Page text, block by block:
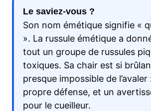
Le saviez-vous ?
Son nom émétique signifie «
». La russule émétique a
tout un groupe de russules
toxiques. Sa chair est si
presque impossible de l’avaler
propre défense, et un
pour le cueilleur.